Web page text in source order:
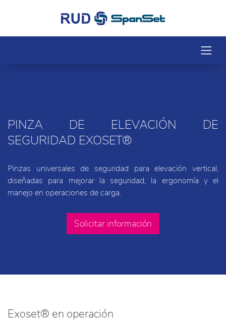
PINZA DE ELEVACIÓN DE
SEGURIDAD EXOSET®
Pinzas universales de seguridad para elevación vertical,
diseñadas para mejorar la seguridad, la ergonomía y el
manejo en operaciones de carga.
Solicitar información
Exoset® en operación